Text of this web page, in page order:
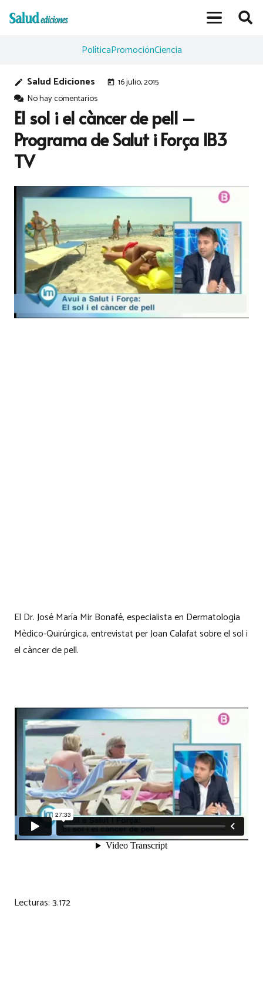
PolíticaPromociónCiencia
edit Salud Ediciones today 16 julio, 2015
No hay comentarios
El sol i el càncer de pell –
Programa de Salut i Força IB3
TV
El Dr. José María Mir Bonafé, especialista en Dermatologia
Mèdico-Quirúrgica, entrevistat per Joan Calafat sobre el sol i
el càncer de pell.
Lecturas:3.172